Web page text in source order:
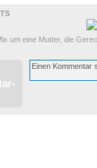
um eine Mutter, die